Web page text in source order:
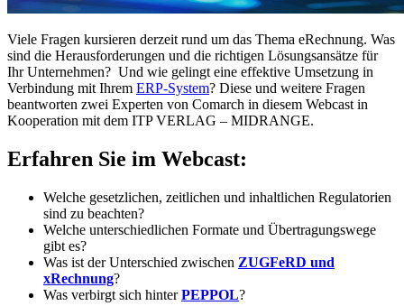
Viele Fragen kursieren derzeit rund um das Thema eRechnung. Was
sind die Herausforderungen und die richtigen Lösungsansätze für
Ihr Unternehmen? Und wie gelingt eine effektive Umsetzung in
Verbindung mit Ihrem ERP-System? Diese und weitere Fragen
beantworten zwei Experten von Comarch in diesem Webcast in
Kooperation mit dem ITP VERLAG – MIDRANGE.
Erfahren Sie im Webcast:
Welche gesetzlichen, zeitlichen und inhaltlichen Regulatorien
sind zu beachten?
Welche unterschiedlichen Formate und Übertragungswege
gibt es?
Was ist der Unterschied zwischen ZUGFeRD und
xRechnung?
Was verbirgt sich hinterPEPPOL?